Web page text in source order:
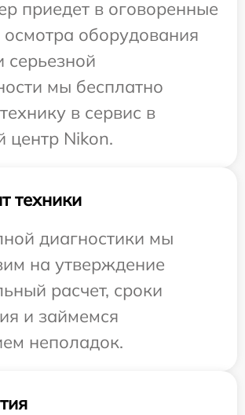
приедет в оговоренные
осмотра оборудования
серьезной
мы бесплатно
в сервис в
центр Nikon.
техники
диагностики мы
на утверждение
расчет, сроки
и займемся
неполадок.